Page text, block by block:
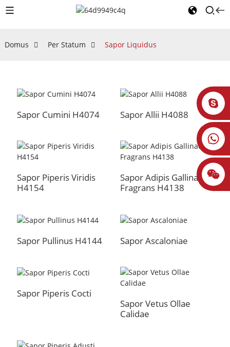
Domus Per Statum Sapor Liquidus
Sapor Cumini H4074 Sapor Allii H4088
Sapor Piperis Viridis
H4154
Sapor Adipis Gallinacei
Fragrans H4138
Sapor Pullinus H4144 Sapor Ascaloniae
Sapor Piperis Cocti
Sapor Vetus Ollae
Calidae